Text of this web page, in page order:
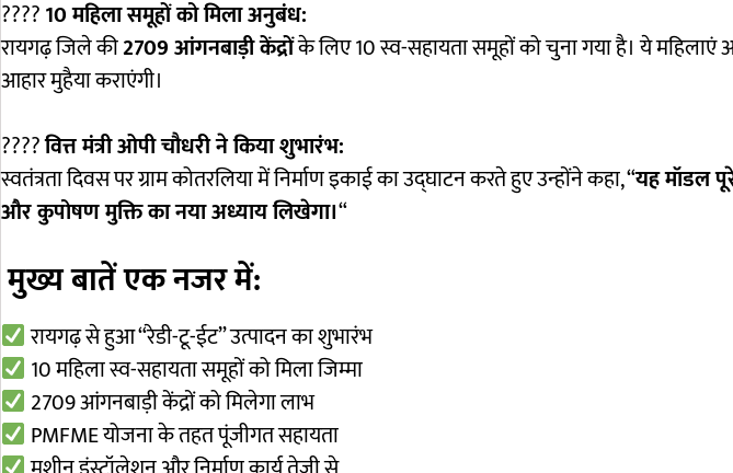
????10 महिला समूहों को मिला अनुबंध:
रायगढ़ जिले की2709 आंगनबाड़ी केंद्रोंके लिए 10 स्व-सहायता समूहों को चुना गया है। ये महिलाएं
आहार मुहैया कराएंगी।
????वित्त मंत्री ओपी चौधरी ने किया शुभारंभ:
स्वतंत्रता दिवस पर ग्राम कोतरलिया में निर्माण इकाई का उद्घाटन करते हुए उन्होंने कहा, “यह मॉडल
और कुपोषण मुक्ति का नया अध्याय लिखेगा।“
मुख्य बातें एक नजर में:
रायगढ़ से हुआ “रेडी-टू-ईट” उत्पादन का शुभारंभ
10 महिला स्व-सहायता समूहों को मिला जिम्मा
2709 आंगनबाड़ी केंद्रों को मिलेगा लाभ
PMFME योजना के तहत पूंजीगत सहायता